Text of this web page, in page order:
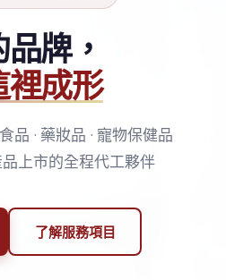
牌，
裡成形
品 · 藥妝品 · 寵物保健品
上市的全程代工夥伴
了解服務項目